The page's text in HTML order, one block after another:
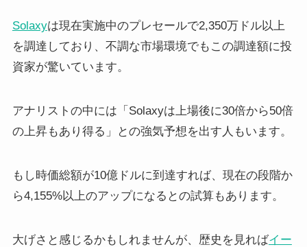
Solaxyは現在実施中のプレセールで2,350万ドル以上
を調達しており、不調な市場環境でもこの調達額に投
資家が驚いています。
アナリストの中には「Solaxyは上場後に30倍から50倍
の上昇もあり得る」との強気予想を出す人もいます。
もし時価総額が10億ドルに到達すれば、現在の段階か
ら4,155%以上のアップになるとの試算もあります。
大げさと感じるかもしれませんが、歴史を見ればイー